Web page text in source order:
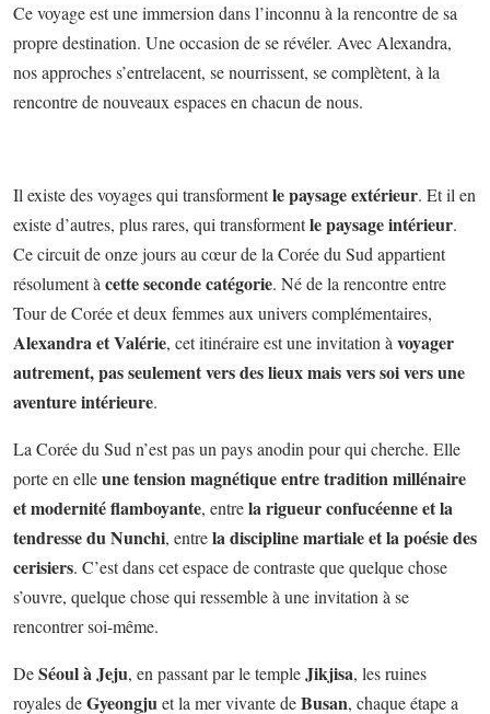
Ce voyage est une immersion dans l’inconnu à la rencontre de sa
propre destination. Une occasion de se révéler. Avec Alexandra,
nos approches s’entrelacent, se nourrissent, se complètent, à la
rencontre de nouveaux espaces en chacun de nous.
Il existe des voyages qui transformentle paysage extérieur. Et il en
existe d’autres, plus rares, qui transformentle paysage intérieur.
Ce circuit de onze jours au cœur de la Corée du Sud appartient
résolument à cette seconde catégorie. Né de la rencontre entre
Tour de Corée et deux femmes aux univers complémentaires,
Alexandra et Valérie, cet itinéraire est une invitation à voyager
autrement, pas seulement vers des lieux mais vers soi vers une
aventure intérieure.
La Corée du Sud n’est pas un pays anodin pour qui cherche. Elle
porte en elleune tension magnétique entre tradition millénaire
et modernité flamboyante, entrela rigueur confucéenne et la
tendresse du Nunchi, entrela discipline martiale et la poésie des
cerisiers. C’est dans cet espace de contraste que quelque chose
s’ouvre, quelque chose qui ressemble à une invitation à se
rencontrer soi-même.
DeSéoul à Jeju, en passant par le templeJikjisa, les ruines
royales deGyeongjuet la mer vivante deBusan, chaque étape a